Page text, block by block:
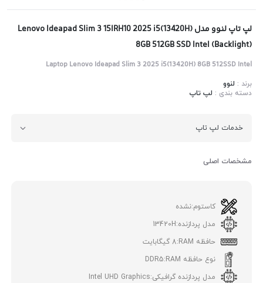
لپ تاپ لنوو مدل Lenovo Ideapad Slim 3 15IRH10 2025 i5(13420H)
8GB 512GB SSD Intel (Backlight)
Laptop Lenovo Ideapad Slim 3 2025 i5(13420H) 8GB 512SSD Intel
برند : لنوو
دسته بندی : لپ تاپ
خدمات لپ تاپ
مشخصات اصلی
کاستوم:نشده
مدل پردازنده:13420H
حافظه RAM:
8 گیگابایت
نوع حافظه RAM:
DDR5
مدل پردازنده گرافیکی:Intel UHD Graphics